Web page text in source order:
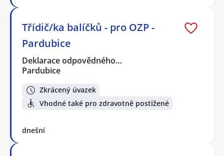
Třídič/ka balíčků - pro OZP -
Pardubice
Deklarace odpovědného…
Pardubice
Zkrácený úvazek
Vhodné také pro zdravotně postižené
dnešní